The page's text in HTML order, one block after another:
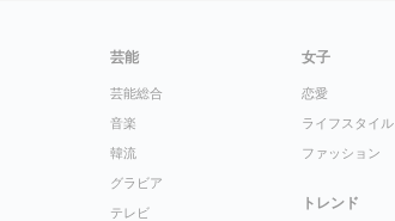
芸能
芸能総合
音楽
韓流
グラビア
テレビ
女子
恋愛
ライフスタイル
ファッション
トレンド